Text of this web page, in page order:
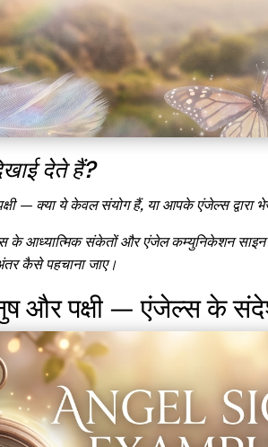
देते हैं?
— क्या ये केवल संयोग हैं, या आपके एंजेल्स द्वारा
के आध्यात्मिक संकेतों और एंजेल कम्युनिकेशन साइन
कैसे पहचाना जाए।
और पक्षी — एंजेल्स के